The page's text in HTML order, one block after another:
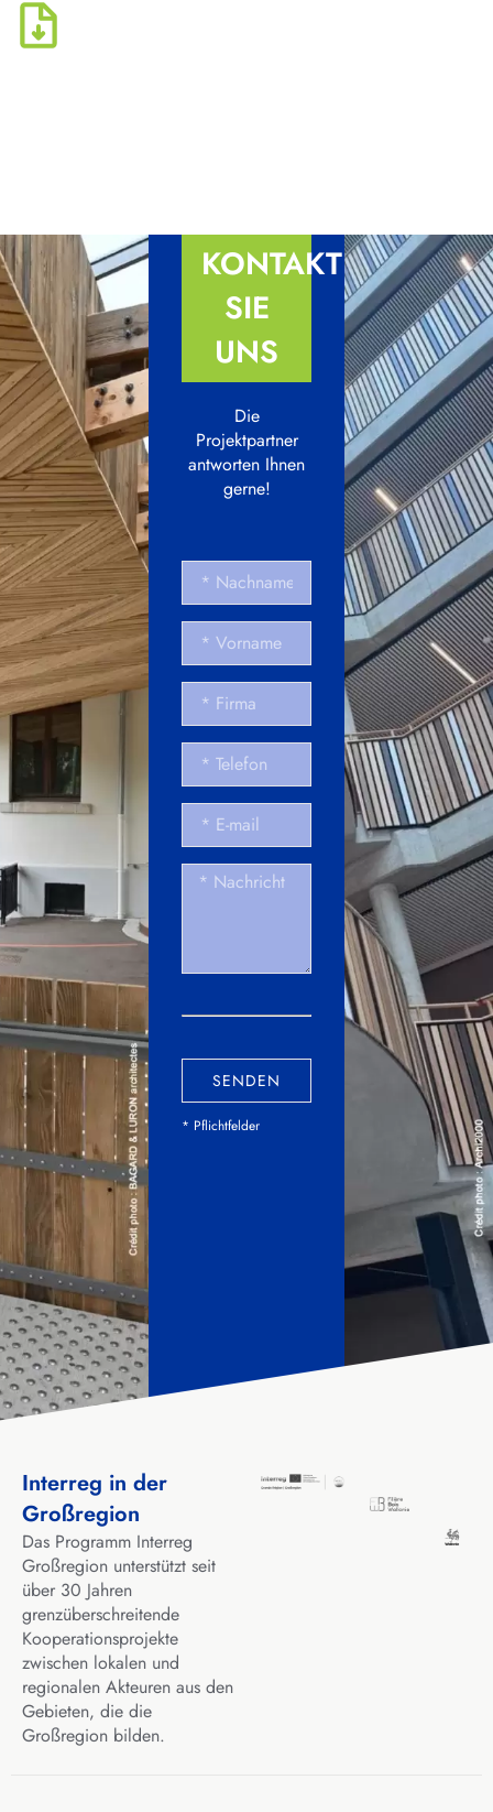
KONTAKTIEREN
SIE
UNS
Die
Projektpartner
antworten Ihnen
gerne!
SENDEN
* Pflichtfelder
Interreg in der
Großregion
Das Programm Interreg
Großregion unterstützt seit
über 30 Jahren
grenzüberschreitende
Kooperationsprojekte
zwischen lokalen und
regionalen Akteuren aus den
Gebieten, die die
Großregion bilden.